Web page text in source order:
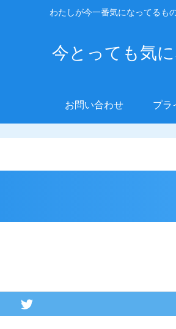
わたしが今一番気になってるも
今とっても気
お問い合わせ プラ